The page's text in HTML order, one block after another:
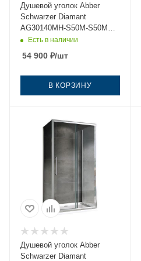
Душевой уголок Abber
Schwarzer Diamant
AG30140MH-S50M-S50M
140х50 стекло матовое
Есть в наличии
54 900 ₽/шт
В КОРЗИНУ
Душевой уголок Abber
Schwarzer Diamant